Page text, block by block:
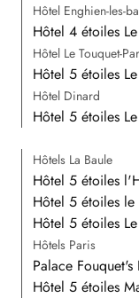
Hôtel Enghien-les-
Hôtel 4 étoiles
Hôtel Le Touquet-
Hôtel 5 étoiles
Hôtel Dinard
Hôtel 5 étoiles
Hôtels La Baule
Hôtel 5 étoiles
Hôtel 5 étoiles le
Hôtel 5 étoiles
Hôtels Paris
Palace Fouquet's
Hôtel 5 étoiles